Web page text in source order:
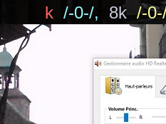
k /-0-/, 8k /-